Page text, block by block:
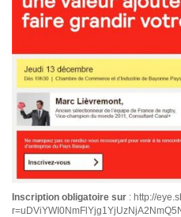
Inscription obligatoire sur : http://